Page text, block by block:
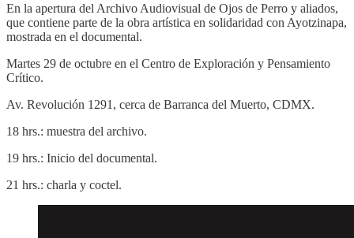
En la apertura del Archivo Audiovisual de Ojos de Perro y aliados,
que contiene parte de la obra artística en solidaridad con Ayotzinapa,
mostrada en el documental.
Martes 29 de octubre en el Centro de Exploración y Pensamiento
Crítico.
Av. Revolución 1291, cerca de Barranca del Muerto, CDMX.
18 hrs.: muestra del archivo.
19 hrs.: Inicio del documental.
21 hrs.: charla y coctel.